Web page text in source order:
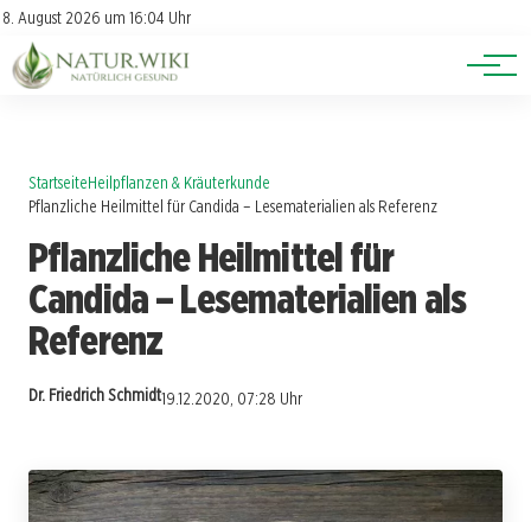
8. August 2026 um 16:04 Uhr
Account
Newsletter
Lexikon
Themen
StartseiteHeilpflanzen & Kräuterkunde
Pflanzliche Heilmittel für Candida – Lesematerialien als Referenz
Pflanzliche Heilmittel für
Candida – Lesematerialien als
Referenz
Dr. Friedrich Schmidt19.12.2020, 07:28 Uhr